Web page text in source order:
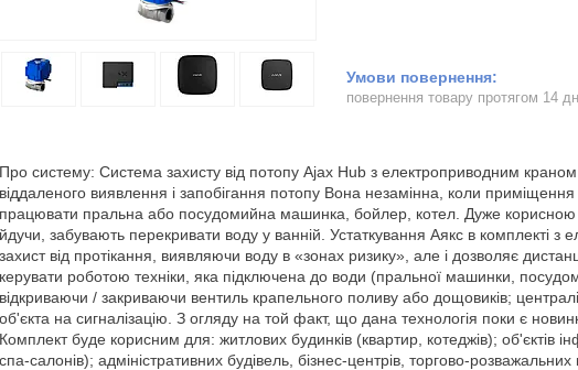
повернення товару протягом 14
Про систему: Система захисту від потопу Ajax Hub з електроприводним
віддаленого виявлення і запобігання потопу Вона незамінна, коли
працювати пральна або посудомийна машинка, бойлер, котел. Дуже корисною
йдучи, забувають перекривати воду у ванній. Устаткування Аякс в комплекті з
захист від протікання, виявляючи воду в «зонах ризику», але і дозволяє
керувати роботою техніки, яка підключена до води (пральної машинки,
відкриваючи / закриваючи вентиль крапельного поливу або дощовиків;
об'єкта на сигналізацію. З огляду на той факт, що дана технологія поки є
Комплект буде корисним для: житлових будинків (квартир, котеджів); об'єктів
спа-салонів); адміністративних будівель, бізнес-центрів, торгово-